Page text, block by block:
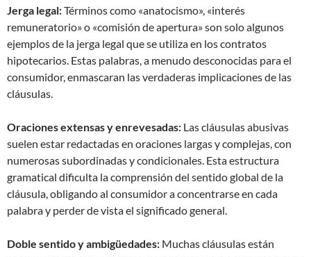
Jerga legal:Términos como «anatocismo», «interés
remuneratorio» o «comisión de apertura» son solo algunos
ejemplos de la jerga legal que se utiliza en los contratos
hipotecarios. Estas palabras, a menudo desconocidas para el
consumidor, enmascaran las verdaderas implicaciones de las
cláusulas.
Oraciones extensas y enrevesadas: Las cláusulas abusivas
suelen estar redactadas en oraciones largas y complejas, con
numerosas subordinadas y condicionales. Esta estructura
gramatical dificulta la comprensión del sentido global de la
cláusula, obligando al consumidor a concentrarse en cada
palabra y perder de vista el significado general.
Doble sentido y ambigüedades: Muchas cláusulas están